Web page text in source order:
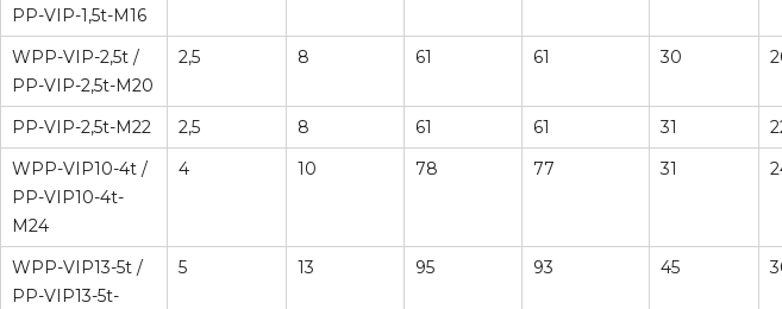
PP-VIP-1,5t-M16
WPP-VIP-2,5t /
PP-VIP-2,5t-M20
2,5 8 61 61 30
PP-VIP-2,5t-M22 2,5 8 61 61 31
WPP-VIP10-4t /
PP-VIP10-4t-
M24
4 10 78 77 31
WPP-VIP13-5t /
PP-VIP13-5t-
5 13 95 93 45